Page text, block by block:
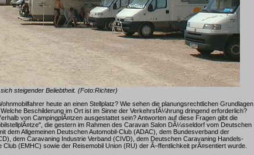
steigender Beliebtheit. (Foto:Richter)
heute an einen Stellplatz? Wie sehen die planungsrechtlichen Grundlagen
Beschilderung im Ort ist im Sinne der VerkehrsfÃ¼hrung dringend erforderlich?
von CampingplÃ¤tzen ausgestattet sein? Antworten auf diese Fragen gibt die
die gestern im Rahmen des Caravan Salon DÃ¼sseldorf vom Deutschen
dem Allgemeinen Deutschen Automobil-Club (ADAC), dem Bundesverband der
dem Caravaning Industrie Verband (CIVD), dem Deutschen Caravaning Handels-
(EMHC) sowie der Reisemobil Union (RU) der Ã–ffentlichkeit prÃ¤sentiert wurde.